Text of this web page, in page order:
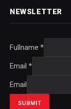
NEWSLETTER
Fullname *
Email *
Email
SUBMIT